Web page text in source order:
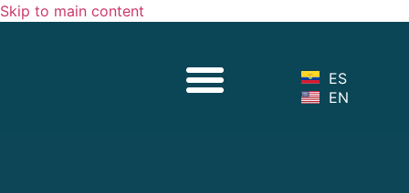
Skip to main content
ES
EN